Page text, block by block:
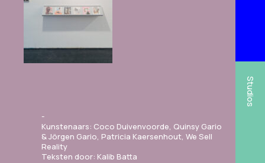
Kunstenaars: Coco Duivenvoorde, Quinsy Gario
& Jörgen Gario, Patricia Kaersenhout, We Sell
Reality
Teksten door: Kalib Batta
Studios